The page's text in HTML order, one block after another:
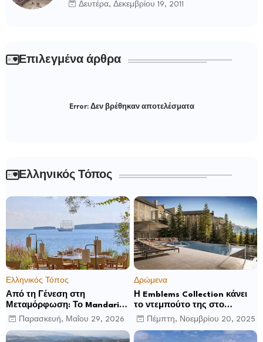
Δευτέρα, Δεκεμβρίου 19, 2011
Επιλεγμένα άρθρα
Error:Δεν βρέθηκαν αποτελέσματα
Ελληνικός Τόπος
Ελληνικός Τόπος
Από τη Γένεση στη
Μεταμόρφωση: Το Mandarin
Oriental, Costa Navarino
αποκαλύπτει μια νέα σεζόν
βιωματικών εμπειριών
Παρασκευή, Μαΐου 29, 2026
Δρώμενα
Η Emblems Collection κάνει
το ντεμπούτο της στο
Ηνωμένο Βασίλειο με το
Luckham Park Hotel & Spa
και ανακοινώνει άλλα έξι
Πέμπτη, Νοεμβρίου 20, 2025